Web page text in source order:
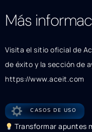
Más
Visita el sitio oficial de
de éxito y la sección de
https://www.aceit.com
CASOS DE USO
Transformar apuntes